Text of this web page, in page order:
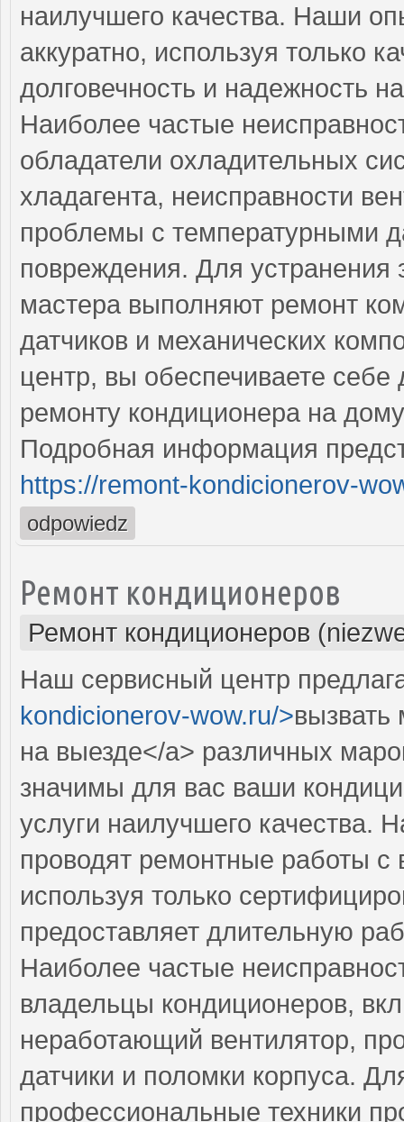
наилучшего качества. Наши
аккуратно, используя только
долговечность и надежность
Наиболее частые
обладатели охладительных
хладагента, неисправности
проблемы с температурными
повреждения. Для
мастера выполняют ремонт
датчиков и механических
центр, вы обеспечиваете
ремонту кондиционера на
Подробная информация
https://remont-kondicionerov-
odpowiedz
Ремонт кондиционеров
Ремонт кондиционеров
Наш сервисный центр
kondicionerov-wow.ru/>вызвать
на выезде</a> различных
значимы для вас ваши
услуги наилучшего качества.
проводят ремонтные работы с
используя только
предоставляет длительную
Наиболее частые
владельцы кондиционеров,
неработающий вентилятор,
датчики и поломки корпуса.
профессиональные техники